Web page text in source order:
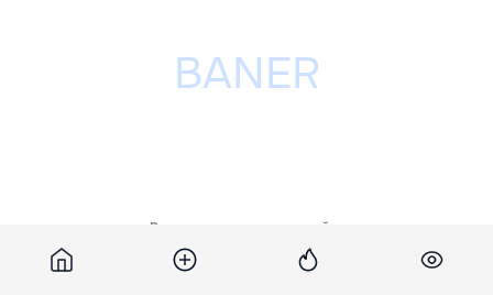
Разместить рекламу на сайте